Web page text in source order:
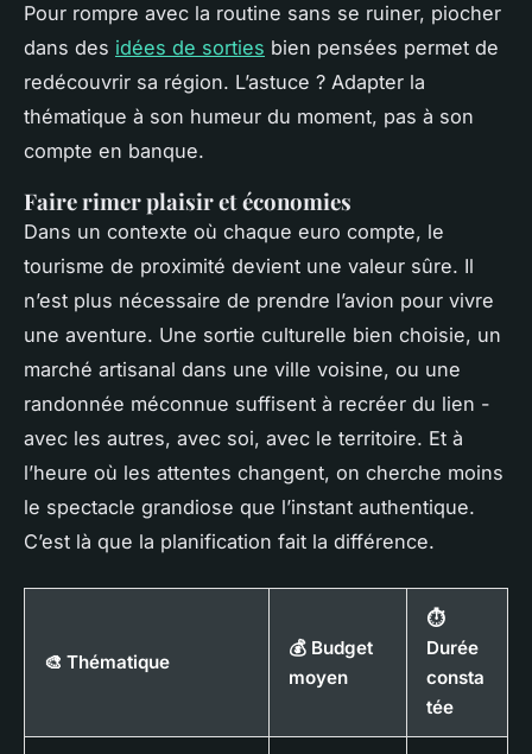
Pour rompre avec la routine sans se ruiner, piocher
dans des idées de sorties bien pensées permet de
redécouvrir sa région. L’astuce ? Adapter la
thématique à son humeur du moment, pas à son
compte en banque.
Faire rimer plaisir et économies
Dans un contexte où chaque euro compte, le
tourisme de proximité devient une valeur sûre. Il
n’est plus nécessaire de prendre l’avion pour vivre
une aventure. Une sortie culturelle bien choisie, un
marché artisanal dans une ville voisine, ou une
randonnée méconnue suffisent à recréer du lien -
avec les autres, avec soi, avec le territoire. Et à
l’heure où les attentes changent, on cherche moins
le spectacle grandiose que l’instant authentique.
C’est là que la planification fait la différence.
🎨 Thématique
💰 Budget
moyen
⏱️
Durée
consta
tée